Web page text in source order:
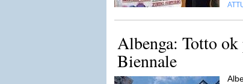
Albenga: Totto
Biennale